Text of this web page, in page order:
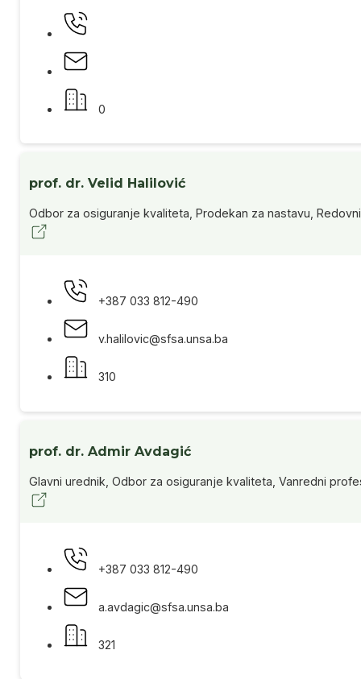
0
prof. dr. Velid Halilović
Odbor za osiguranje kvaliteta, Prodekan za nastavu,
+387 033 812-490
v.halilovic@sfsa.unsa.ba
310
prof. dr. Admir Avdagić
Glavni urednik, Odbor za osiguranje kvaliteta, Vanredni
+387 033 812-490
a.avdagic@sfsa.unsa.ba
321